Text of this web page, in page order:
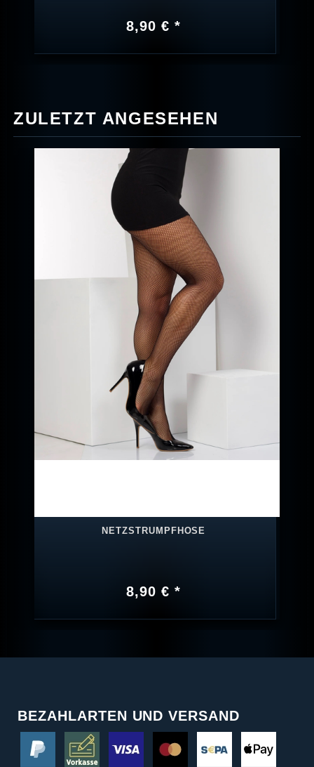
8,90 € *
ZULETZT ANGESEHEN
NETZSTRUMPFHOSE
8,90 € *
BEZAHLARTEN UND VERSAND